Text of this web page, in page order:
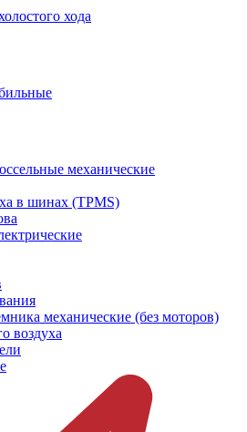
хода
механические
в шинах (TPMS)
механические (без моторов)
воздуха